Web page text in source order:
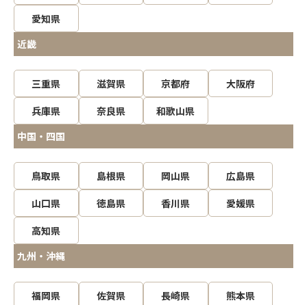
愛知県
近畿
三重県 滋賀県 京都府
大阪府
兵庫県
奈良県
和歌山県
中国・四国
鳥取県 島根県 岡山県
広島県
山口県
徳島県 香川県
愛媛県
高知県
九州・沖縄
福岡県 佐賀県 長崎県
熊本県